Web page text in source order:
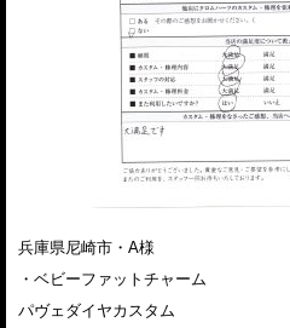
兵庫県尼崎市・A様
・ベビーファットチャーム
パヴェダイヤカスタム